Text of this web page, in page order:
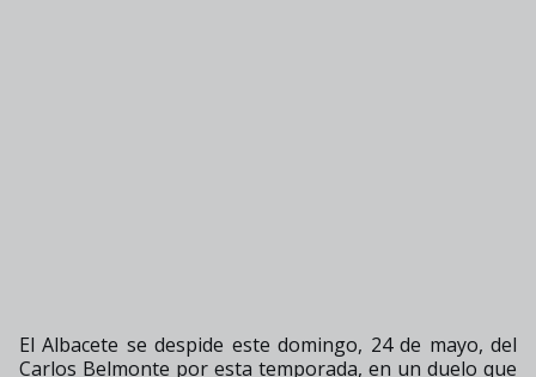
El Albacete se despide este domingo, 24 de mayo, del
Carlos Belmonte por esta temporada, en un duelo que